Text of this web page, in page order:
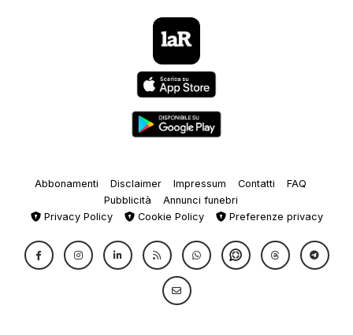
Abbonamenti Disclaimer Impressum Contatti
FAQ
Pubblicità
Annunci funebri
Privacy Policy
Cookie Policy Preferenze privacy